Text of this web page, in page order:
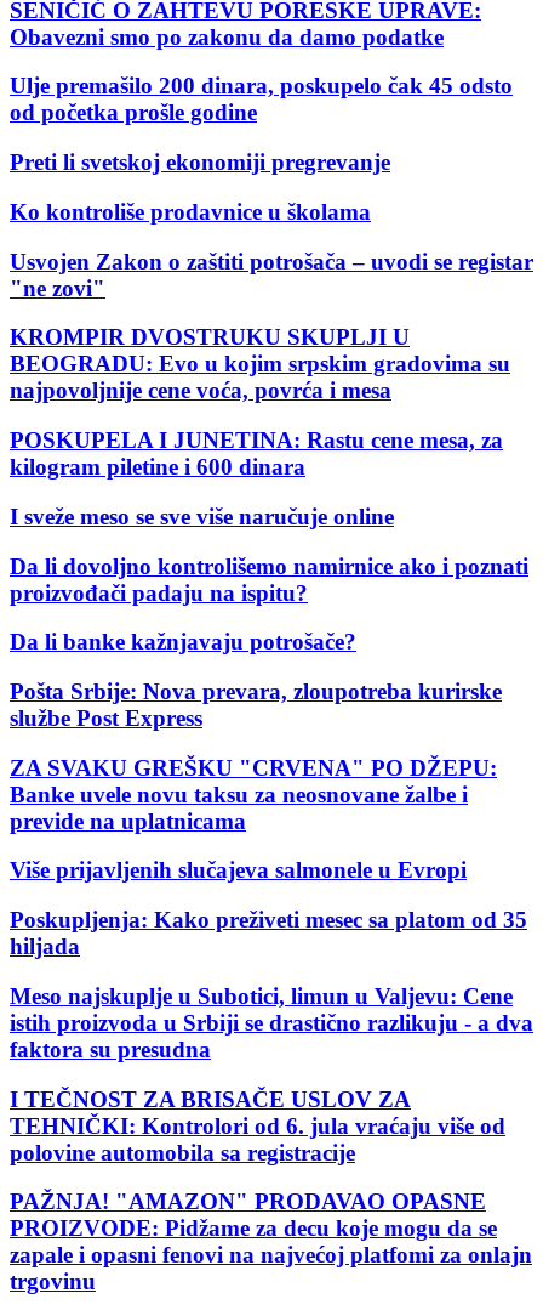
SENIČIĆ O ZAHTEVU PORESKE UPRAVE:
Obavezni smo po zakonu da damo podatke
Ulje premašilo 200 dinara, poskupelo čak 45 odsto
od početka prošle godine
Preti li svetskoj ekonomiji pregrevanje
Ko kontroliše prodavnice u školama
Usvojen Zakon o zaštiti potrošača – uvodi se registar
"ne zovi"
KROMPIR DVOSTRUKU SKUPLJI U
BEOGRADU: Evo u kojim srpskim gradovima su
najpovoljnije cene voća, povrća i mesa
POSKUPELA I JUNETINA: Rastu cene mesa, za
kilogram piletine i 600 dinara
I sveže meso se sve više naručuje online
Da li dovoljno kontrolišemo namirnice ako i poznati
proizvođači padaju na ispitu?
Da li banke kažnjavaju potrošače?
Pošta Srbije: Nova prevara, zloupotreba kurirske
službe Post Express
ZA SVAKU GREŠKU "CRVENA" PO DŽEPU:
Banke uvele novu taksu za neosnovane žalbe i
previde na uplatnicama
Više prijavljenih slučajeva salmonele u Evropi
Poskupljenja: Kako preživeti mesec sa platom od 35
hiljada
Meso najskuplje u Subotici, limun u Valjevu: Cene
istih proizvoda u Srbiji se drastično razlikuju - a dva
faktora su presudna
I TEČNOST ZA BRISAČE USLOV ZA
TEHNIČKI: Kontrolori od 6. jula vraćaju više od
polovine automobila sa registracije
PAŽNJA! "AMAZON" PRODAVAO OPASNE
PROIZVODE: Pidžame za decu koje mogu da se
zapale i opasni fenovi na najvećoj platfomi za onlajn
trgovinu